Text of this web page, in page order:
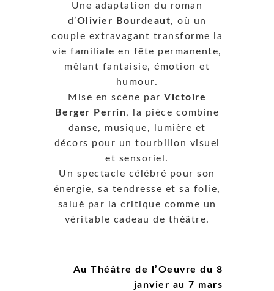
Une adaptation du roman
d’Olivier Bourdeaut, où un
couple extravagant transforme la
vie familiale en fête permanente,
mêlant fantaisie, émotion et
humour.
Mise en scène par Victoire
Berger Perrin, la pièce combine
danse, musique, lumière et
décors pour un tourbillon visuel
et sensoriel.
Un spectacle célébré pour son
énergie, sa tendresse et sa folie,
salué par la critique comme un
véritable cadeau de théâtre.
Au Théâtre de l’Oeuvre du 8
janvier au 7 mars